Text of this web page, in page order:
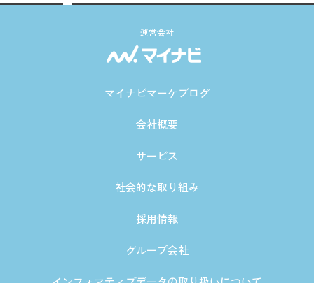
運営会社
マイナビマーケブログ
会社概要
サービス
社会的な取り組み
採用情報
グループ会社